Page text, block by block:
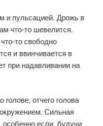
и пульсацией. Дрожь в
что-то шевелится.
то свободно
и ввинчивается в
при надавливании на
отчего голова
Сильная
особенно если, будучи